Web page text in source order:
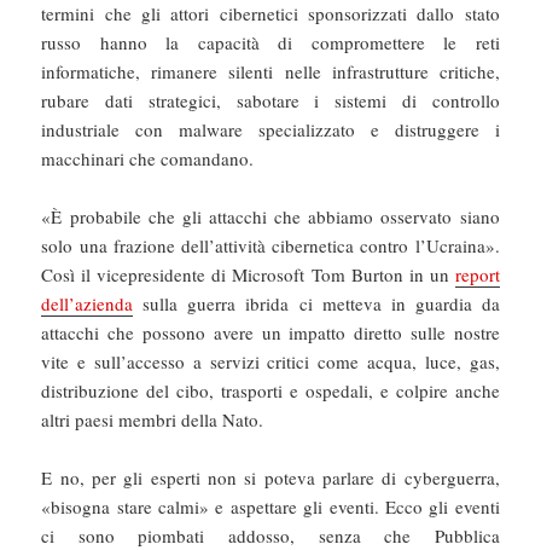
termini che gli attori cibernetici sponsorizzati dallo stato
russo hanno la capacità di compromettere le reti
informatiche, rimanere silenti nelle infrastrutture critiche,
rubare dati strategici, sabotare i sistemi di controllo
industriale con malware specializzato e distruggere i
macchinari che comandano.
«È probabile che gli attacchi che abbiamo osservato siano
solo una frazione dell’attività cibernetica contro l’Ucraina».
Così il vicepresidente di Microsoft Tom Burton in un report
dell’azienda sulla guerra ibrida ci metteva in guardia da
attacchi che possono avere un impatto diretto sulle nostre
vite e sull’accesso a servizi critici come acqua, luce, gas,
distribuzione del cibo, trasporti e ospedali, e colpire anche
altri paesi membri della Nato.
E no, per gli esperti non si poteva parlare di cyberguerra,
«bisogna stare calmi» e aspettare gli eventi. Ecco gli eventi
ci sono piombati addosso, senza che Pubblica